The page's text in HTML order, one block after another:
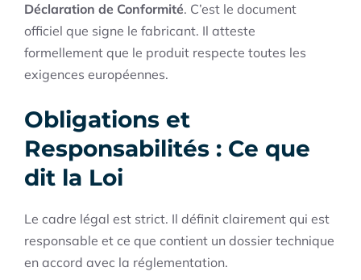
Déclaration de Conformité. C’est le document
officiel que signe le fabricant. Il atteste
formellement que le produit respecte toutes les
exigences européennes.
Obligations et
Responsabilités : Ce que
dit la Loi
Le cadre légal est strict. Il définit clairement qui est
responsable et ce que contient un dossier technique
en accord avec la réglementation.